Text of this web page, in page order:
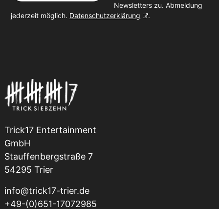
Newsletters zu. Abmeldung
jederzeit möglich. Datenschutzerklärung .
Trick17 Entertainment
GmbH
Stauffenbergstraße 7
54295 Trier
info@trick17-trier.de
+49-(0)651-17072985